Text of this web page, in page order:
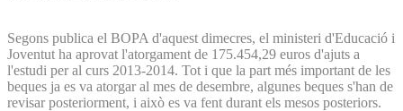
Segons publica el BOPA d'aquest dimecres, el ministeri d'Educació i
Joventut ha aprovat l'atorgament de 175.454,29 euros d'ajuts a
l'estudi per al curs 2013-2014. Tot i que la part més important de les
beques ja es va atorgar al mes de desembre, algunes beques s'han de
revisar posteriorment, i això es va fent durant els mesos posteriors.